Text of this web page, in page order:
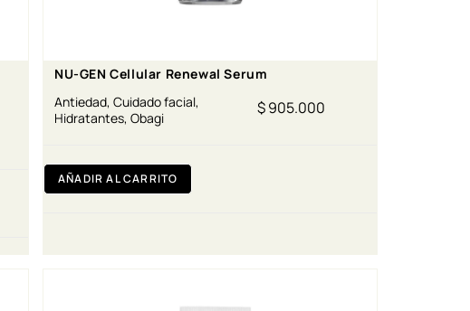
NU-GEN Cellular Renewal Serum
Antiedad, Cuidado facial,
Hidratantes, Obagi
$905.000
AÑADIR AL CARRITO